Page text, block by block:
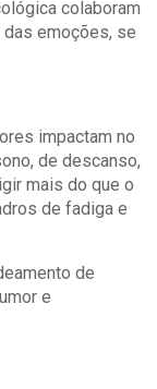
colaboram
das emoções, se
impactam no
de descanso,
mais do que o
de fadiga e
de
e